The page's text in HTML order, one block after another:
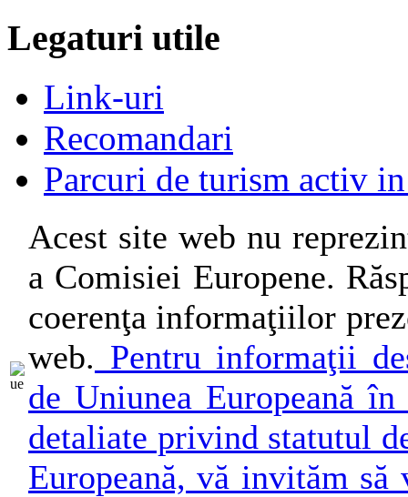
Legaturi utile
Link-uri
Recomandari
Parcuri de turism activ
Acest site web nu
a Comisiei Europene.
coerenţa informaţiilor
web. Pentru informaţii
de Uniunea Europeană
detaliate privind statutul
Europeană, vă invităm